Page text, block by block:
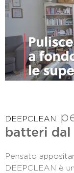
DEEPCLEAN
batteri
Pensato
DEEPCLEAN è